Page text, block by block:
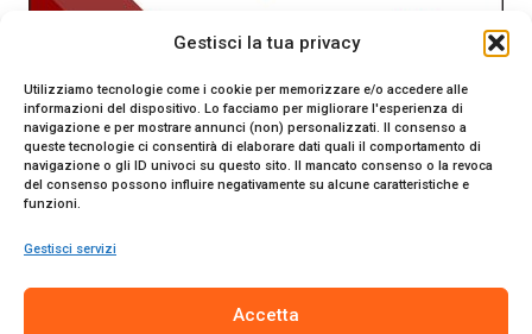
Gestisci la tua privacy
Utilizziamo tecnologie come i cookie per memorizzare e/o accedere alle
informazioni del dispositivo. Lo facciamo per migliorare l'esperienza di
navigazione e per mostrare annunci (non) personalizzati. Il consenso a
queste tecnologie ci consentirà di elaborare dati quali il comportamento di
navigazione o gli ID univoci su questo sito. Il mancato consenso o la revoca
del consenso possono influire negativamente su alcune caratteristiche e
funzioni.
Gestisci servizi
Accetta
Tribunale di Siracusa. Direttore responsabile Gianni Catania.